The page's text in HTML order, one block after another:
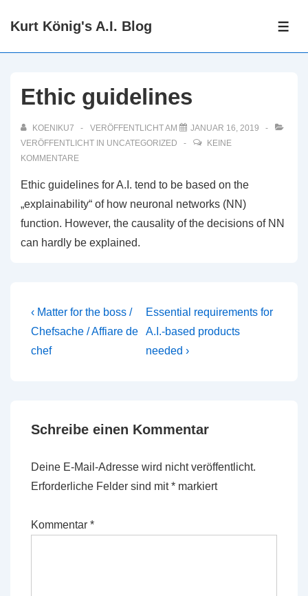
ZumKurt König's A.I. Blog
Ethic guidelines
KOENIKU7 VERÖFFENTLICHT AM
JANUAR 16, 2019
VERÖFFENTLICHT IN UNCATEGORIZED
KEINE
KOMMENTARE
Ethic guidelines for A.I. tend to be based on the
„explainability“ of how neuronal networks (NN)
function. However, the causality of the decisions of NN
can hardly be explained.
Beitragsnavigation
Vorheriger
Beitrag
ist
‹ Matter for the boss /
Chefsache / Affiare de
chef
Nächster
Beitrag
ist
Essential requirements for
A.I.-based products
needed ›
Schreibe einen Kommentar
Deine E-Mail-Adresse wird nicht veröffentlicht.
Erforderliche Felder sind mit* markiert
Kommentar *